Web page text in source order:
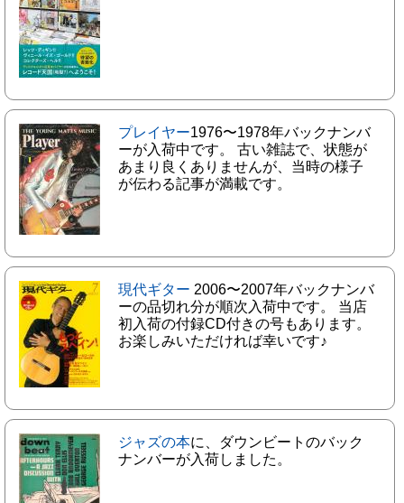
プレイヤー1976〜1978年バックナンバ
ーが入荷中です。 古い雑誌で、状態が
あまり良くありませんが、当時の様子
が伝わる記事が満載です。
現代ギター 2006〜2007年バックナンバ
ーの品切れ分が順次入荷中です。 当店
初入荷の付録CD付きの号もあります。
お楽しみいただければ幸いです♪
ジャズの本に、ダウンビートのバック
ナンバーが入荷しました。